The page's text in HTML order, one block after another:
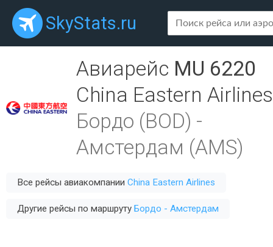
SkyStats.ru
Авиарейс MU 6220
China Eastern Airlines
Бордо (BOD) -
Амстердам (AMS)
Все рейсы авиакомпании China Eastern Airlines
Другие рейсы по маршруту Бордо - Амстердам